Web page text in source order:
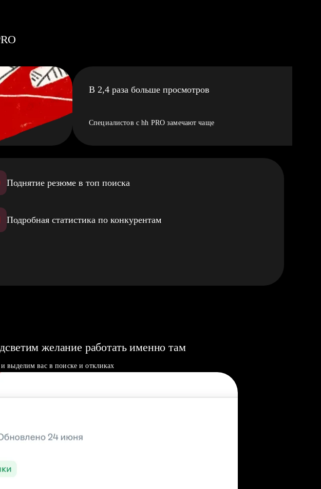
В 2,4 раза больше просмотров
Специалистов с hh PRO замечают чаще
Поднятие резюме в топ поиска
Подробная статистика по конкурентам
желание работать именно там
выделим вас в поиске и откликах